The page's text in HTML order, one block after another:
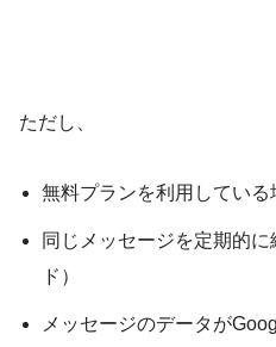
ただし、
無料プランを利用している
同じメッセージを定期的
ド）
メッセージのデータが